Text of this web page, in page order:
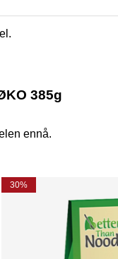
385g
ennå.
30%